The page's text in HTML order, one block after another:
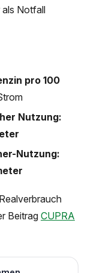
Notfall
pro 100
Nutzung:
Nutzung:
Beitrag CUPRA